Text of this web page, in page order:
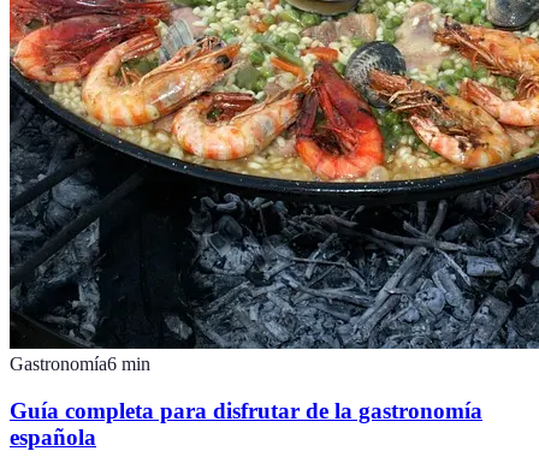
Gastronomía6 min
Guía completa para disfrutar de la gastronomía
española